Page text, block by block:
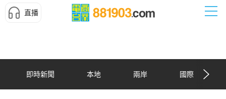
直播
即時新聞 本地 兩岸 國際